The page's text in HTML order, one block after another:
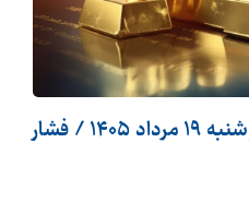
قیمت طلای جهانی امروز دوشنبه ۱۹ مرداد ۱۴۰۵ / فشار